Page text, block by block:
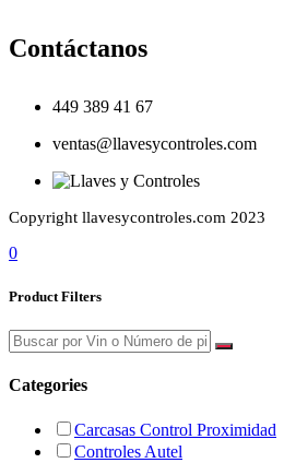
Contáctanos
449 389 41 67
ventas@llavesycontroles.com
Copyright llavesycontroles.com 2023
0
Product Filters
Categories
Carcasas Control Proximidad
Controles Autel